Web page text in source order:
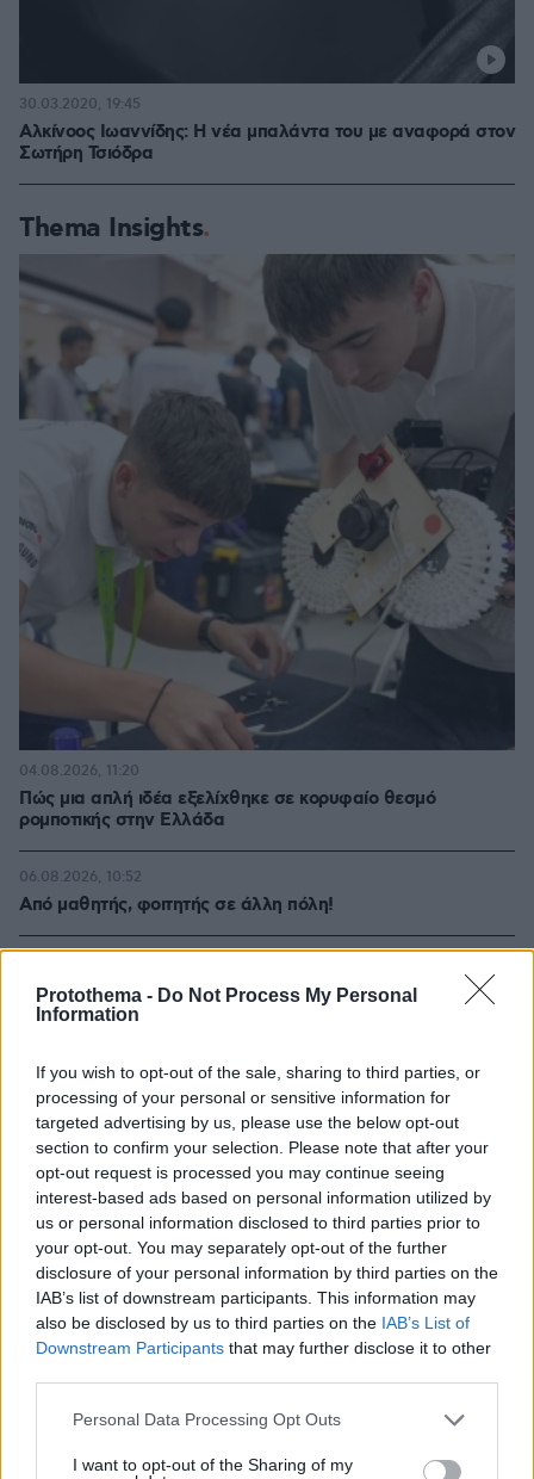
Protothema - Do Not Process My Personal
Information
If you wish to opt-out of the sale, sharing to third parties, or
processing of your personal or sensitive information for
targeted advertising by us, please use the below opt-out
section to confirm your selection. Please note that after your
opt-out request is processed you may continue seeing
interest-based ads based on personal information utilized by
us or personal information disclosed to third parties prior to
your opt-out. You may separately opt-out of the further
disclosure of your personal information by third parties on the
IAB’s list of downstream participants. This information may
also be disclosed by us to third parties on the IAB’s List of
Downstream Participants that may further disclose it to other
Please note that this website/app uses one or more Google
not limited to your visit or usage behaviour. You may click to
Personal Data Processing Opt Outs
I want to opt-out of the Sharing of my
Αλκίνοος Ιωαννίδης: Η νέα μπαλάντα του με αναφορά στον
Σωτήρη Τσιόδρα
30.03.2020, 19:45
Thema Insights
Πώς μια απλή ιδέα εξελίχθηκε σε κορυφαίο θεσμό
ρομποτικής στην Ελλάδα
04.08.2026, 11:20
Από μαθητής, φοιτητής σε άλλη πόλη!
06.08.2026, 10:52
Επαγγελματική Εκπαίδευση & Εξειδίκευση: Το Mοντέλο που
σε Bάζει στην Aγορά Eργασίας
ΡΟΗ ΕΙΔΗΣΕΩΝ
Ειδήσεις Δημοφιλή Σχολιασμένα
Άνοια: Οκτώ παράγοντες κινδύνου για την πρώιμη
νόσηση πριν τα 65 – Πώς θα μειώσετε το ρίσκο
πριν 9 λεπτά
Τι μπορεί να συμβεί στην υγεία του σκύλου σας αν
τραβάτε στη βόλτα το λουρί του
πριν 10 λεπτά
Τα ζώδια που πετυχαίνουν όταν δεν ακολουθούν την
παραδοσιακή επαγγελματική πορεία